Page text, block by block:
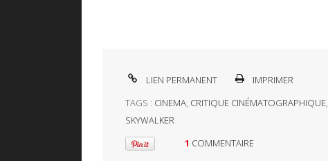
LIEN PERMANENT
IMPRIMER
TAGS : CINEMA, CRITIQUE CINÉMATOGRAPHIQUE,
SKYWALKER
1 COMMENTAIRE